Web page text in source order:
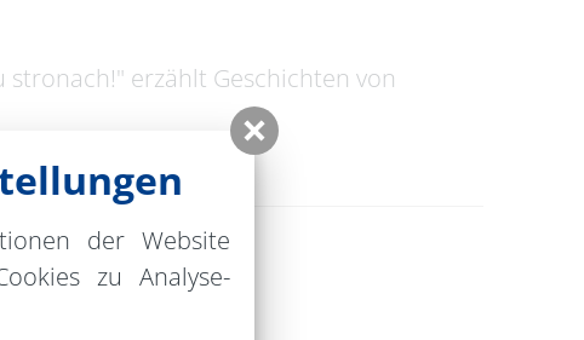
stronach!" erzählt Geschichten von
der Website
zu Analyse-